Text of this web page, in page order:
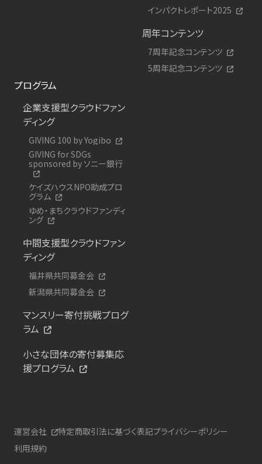
インパクトレポート2025
周年コンテンツ
7周年記念コンテンツ
5周年記念コンテンツ
プログラム
企業支援型クラウドファン
ディング
GIVING 100 by Yogibo
GIVING for SDGs
sponsored by ソニー銀行
ケイズハウスNPO助成プロ
グラム
ゆめ・まちクラウドファンディ
ング
中間支援型クラウドファン
ディング
福井県共同募金会
新潟県共同募金会
マンスリー寄付挑戦プログ
ラム
小さな団体の寄付募集応
援プログラム
運営会社 特定商取引法に基づく表記プライバシーポリシー
利用規約